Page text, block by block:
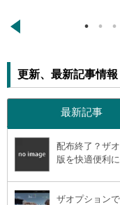
←
更新、最新記事情報
最新記事
配布終了？ザ
版を快適便利
ザオプション